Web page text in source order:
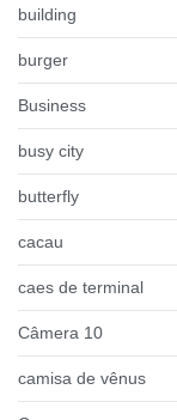
building
burger
Business
busy city
butterfly
cacau
caes de terminal
Câmera 10
camisa de vênus